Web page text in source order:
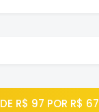
DE R$ 97 POR R$ 67